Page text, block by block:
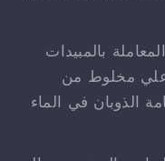
بالمبيدات
علي مخلوط من
الذوبان في الماء